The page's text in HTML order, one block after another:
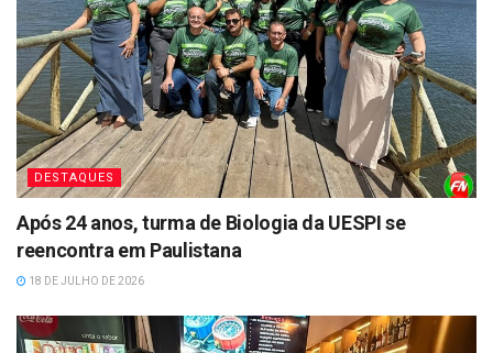
DESTAQUES
Após 24 anos, turma de Biologia da UESPI se
reencontra em Paulistana
18 DE JULHO DE 2026